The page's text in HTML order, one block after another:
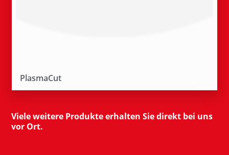
PlasmaCut
Viele weitere Produkte erhalten Sie direkt bei uns
vor Ort.